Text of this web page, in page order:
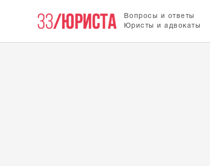
Вопросы и ответы
Юристы и адвокаты